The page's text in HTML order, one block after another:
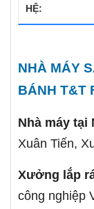
HỆ:
NHÀ MÁY
BÁNH T&T
Nhà máy tại
Xuân Tiến,
Xưởng lắp
công nghiệp